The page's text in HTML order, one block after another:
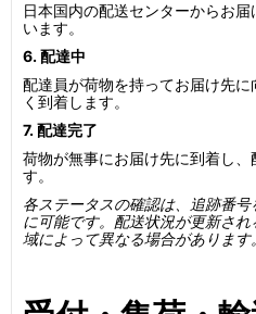
日本国内の配送センターからお
います。
6. 配達中
配達員が荷物を持ってお届け先
く到着します。
7. 配達完了
荷物が無事にお届け先に到着し
す。
各ステータスの確認は、追跡番
に可能です。配送状況が更新さ
域によって異なる場合があります。